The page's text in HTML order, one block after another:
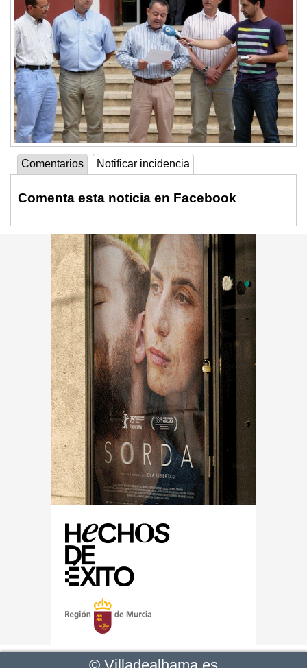
Comentarios Notificar incidencia
Comenta esta noticia en Facebook